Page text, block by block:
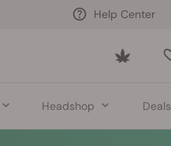
Help Center
Headshop Deals